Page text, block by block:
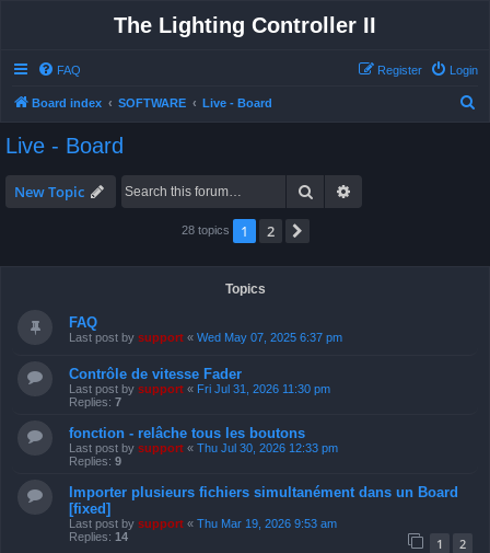
The Lighting Controller II
FAQ Login
Register
Board index SOFTWARE Live - Board
Live - Board
New Topic Search
28 topics 1 2
Topics
FAQ
Last post by support « Wed May 07, 2025 6:37 pm
Contrôle de vitesse Fader
Last post by support « Fri Jul 31, 2026 11:30 pm
Replies: 7
fonction - relâche tous les boutons
Last post by support « Thu Jul 30, 2026 12:33 pm
Replies: 9
Importer plusieurs fichiers simultanément dans un Board
[fixed]
Last post by support « Thu Mar 19, 2026 9:53 am
Replies: 14 1 2